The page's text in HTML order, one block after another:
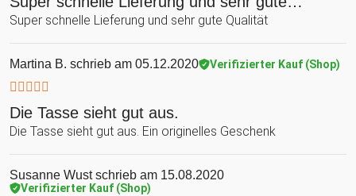
Super schnelle Lieferung und sehr gute Qualität
Martina B. schrieb am 05.12.2020 Verifizierter Kauf (Shop)
Die Tasse sieht gut aus.
Die Tasse sieht gut aus. Ein originelles Geschenk
Susanne Wustschrieb am 15.08.2020
Verifizierter Kauf (Shop)